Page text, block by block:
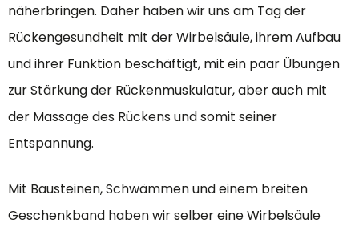
näherbringen. Daher haben wir uns am Tag der
Rückengesundheit mit der Wirbelsäule, ihrem Aufbau
und ihrer Funktion beschäftigt, mit ein paar Übungen
zur Stärkung der Rückenmuskulatur, aber auch mit
der Massage des Rückens und somit seiner
Entspannung.
Mit Bausteinen, Schwämmen und einem breiten
Geschenkband haben wir selber eine Wirbelsäule